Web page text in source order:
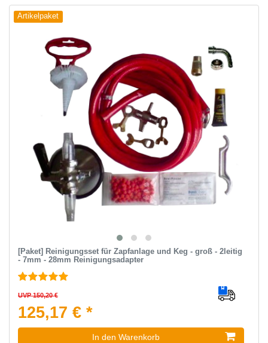
Artikelpaket
[Paket] Reinigungsset für Zapfanlage und Keg - groß - 2leitig
- 7mm - 28mm Reinigungsadapter
UVP 150,20 €
125,17 € *
In den Warenkorb